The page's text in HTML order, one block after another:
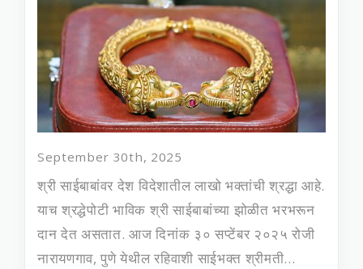
September 30th, 2025
श्री साईबाबांवर देश विदेशातील लाखो भक्‍तांची श्रद्धा आहे.
याच श्रद्धेपोटी भाविक श्री साईबाबांच्या झोळीत भरभरून
दान देत असतात. आज दिनांक ३० सप्‍टेंबर २०२५ रोजी
नारायणगाव, पुणे येथील रहिवाशी साईभक्‍त श्रीमती...